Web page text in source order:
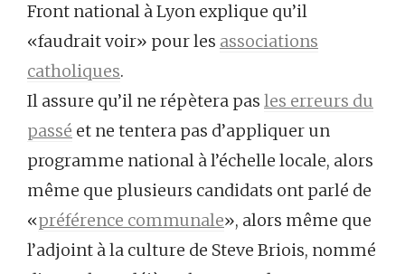
Front national à Lyon explique qu’il
«faudrait voir» pour les associations
catholiques.
Il assure qu’il ne répètera pas les erreurs du
passé et ne tentera pas d’appliquer un
programme national à l’échelle locale, alors
même que plusieurs candidats ont parlé de
«préférence communale», alors même que
l’adjoint à la culture de Steve Briois, nommé